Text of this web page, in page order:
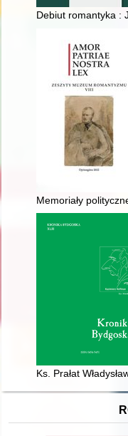
Debiut romantyka :
Memoriały
Ks. Prałat